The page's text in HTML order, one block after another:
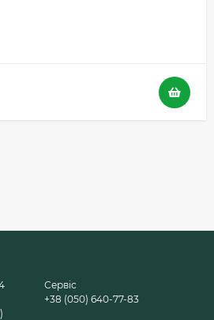
Сервіс
+38 (050) 640-77-83